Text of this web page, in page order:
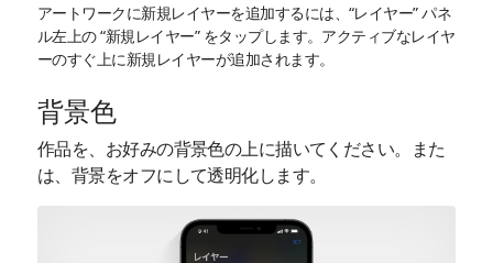
アートワークに新規レイヤーを追加するには、“レイヤー” パネ
ル左上の “新規レイヤー” をタップします。アクティブなレイヤ
ーのすぐ上に新規レイヤーが追加されます。
背景色
作品を、お好みの背景色の上に描いてください。また
は、背景をオフにして透明化します。